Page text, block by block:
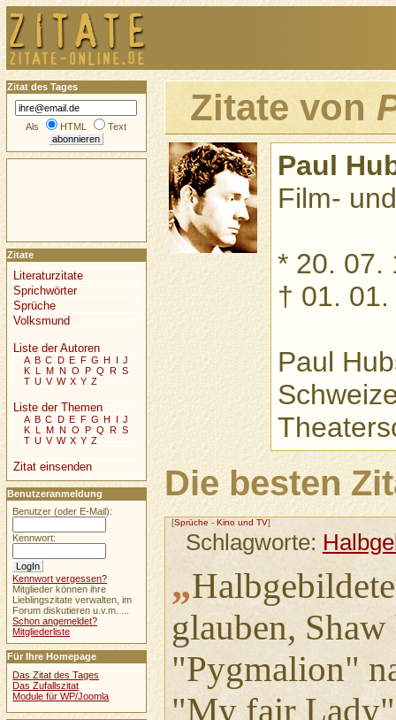
Zitate von
Paul
Film-
* 20. 07.
† 01.
Paul
Die besten
[Sprüche - Kino und TV]
Schlagworte:
„
glauben,
"Pygmalion"
"My fair Lady"
Zitat des Tages
Als HTML Text
Zitate
Literaturzitate
Sprichwörter
Sprüche
Volksmund
Liste der Autoren
A B C D E F G H I J
K L M N O P Q R S
T U V W X Y Z
Liste der Themen
A B C D E F G H I J
K L M N O P Q R S
T U V W X Y Z
Zitat einsenden
Benutzeranmeldung
Benutzer (oder E-Mail):
Kennwort:
Kennwort vergessen?
Mitglieder können ihre
Lieblingszitate verwalten, im
Forum diskutieren u.v.m. ...
Schon angemeldet?
Mitgliederliste
Für Ihre Homepage
Das Zitat des Tages
Das Zufallszitat
Module für WP/Joomla